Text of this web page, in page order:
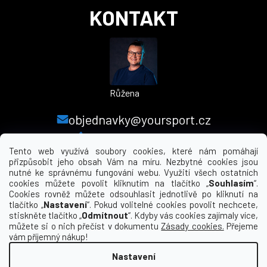
Tento web využívá soubory cookies, které nám pomáhají
přizpůsobit jeho obsah Vám na míru. Nezbytné cookies jsou
nutné ke správnému fungování webu. Využití všech ostatních
cookies můžete povolit kliknutím na tlačítko „Souhlasím“.
Cookies rovněž můžete odsouhlasit jednotlivě po kliknutí na
tlačítko „Nastavení“. Pokud volitelné cookies povolit nechcete,
stiskněte tlačítko „Odmítnout“. Kdyby vás cookies zajímaly více,
můžete si o nich přečíst v dokumentuZásady cookies. Přejeme
vám příjemný nákup!
Nastavení
KONTAKT
Růžena
objednavky@yoursport.cz
+420 224 250 000
MENU
INFORMACE PRO VÁS
KDE NÁS NAJDETE